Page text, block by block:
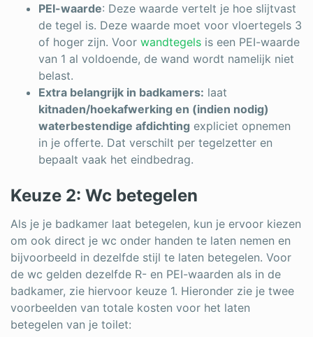
PEI-waarde: Deze waarde vertelt je hoe slijtvast
de tegel is. Deze waarde moet voor vloertegels 3
of hoger zijn. Voor wandtegels is een PEI-waarde
van 1 al voldoende, de wand wordt namelijk niet
belast.
Extra belangrijk in badkamers: laat
kitnaden/hoekafwerking en (indien nodig)
waterbestendige afdichting expliciet opnemen
in je offerte. Dat verschilt per tegelzetter en
bepaalt vaak het eindbedrag.
Keuze 2: Wc betegelen
Als je je badkamer laat betegelen, kun je ervoor kiezen
om ook direct je wc onder handen te laten nemen en
bijvoorbeeld in dezelfde stijl te laten betegelen. Voor
de wc gelden dezelfde R- en PEI-waarden als in de
badkamer, zie hiervoor keuze 1. Hieronder zie je twee
voorbeelden van totale kosten voor het laten
betegelen van je toilet: